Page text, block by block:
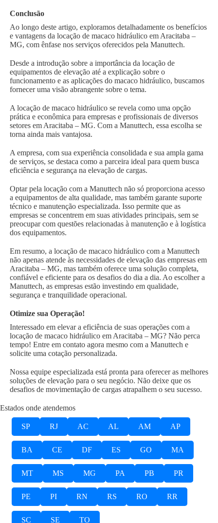
Conclusão
Ao longo deste artigo, exploramos detalhadamente os benefícios
e vantagens da locação de macaco hidráulico em Aracitaba –
MG, com ênfase nos serviços oferecidos pela Manuttech.
Desde a introdução sobre a importância da locação de
equipamentos de elevação até a explicação sobre o
funcionamento e as aplicações do macaco hidráulico, buscamos
fornecer uma visão abrangente sobre o tema.
A locação de macaco hidráulico se revela como uma opção
prática e econômica para empresas e profissionais de diversos
setores em Aracitaba – MG. Com a Manuttech, essa escolha se
torna ainda mais vantajosa.
A empresa, com sua experiência consolidada e sua ampla gama
de serviços, se destaca como a parceira ideal para quem busca
eficiência e segurança na elevação de cargas.
Optar pela locação com a Manuttech não só proporciona acesso
a equipamentos de alta qualidade, mas também garante suporte
técnico e manutenção especializada. Isso permite que as
empresas se concentrem em suas atividades principais, sem se
preocupar com questões relacionadas à manutenção e à logística
dos equipamentos.
Em resumo, a locação de macaco hidráulico com a Manuttech
não apenas atende às necessidades de elevação das empresas em
Aracitaba – MG, mas também oferece uma solução completa,
confiável e eficiente para os desafios do dia a dia. Ao escolher a
Manuttech, as empresas estão investindo em qualidade,
segurança e tranquilidade operacional.
Otimize sua Operação!
Interessado em elevar a eficiência de suas operações com a
locação de macaco hidráulico em Aracitaba – MG? Não perca
tempo! Entre em contato agora mesmo com a Manuttech e
solicite uma cotação personalizada.
Nossa equipe especializada está pronta para oferecer as melhores
soluções de elevação para o seu negócio. Não deixe que os
desafios de movimentação de cargas atrapalhem o seu sucesso.
Estados onde atendemos
SP RJ AC AL AM AP
BA CE DF ES GO MA
MT MS MG PA PB PR
PE PI RN RS RO RR
SC SE TO